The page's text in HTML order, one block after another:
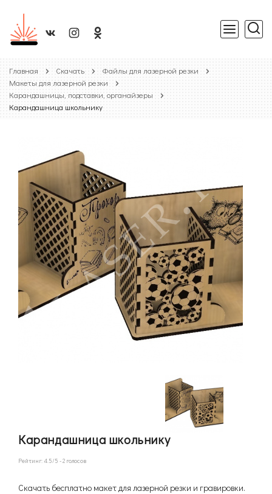
Главная Скачать
Файлы для лазерной резки
Макеты для лазерной резки
Карандашницы, подставки, органайзеры
Карандашница школьнику
Карандашница школьнику
Рейтинг:4.5/5 -2 голосов
Скачать бесплатно макет для лазерной резки и гравировки.